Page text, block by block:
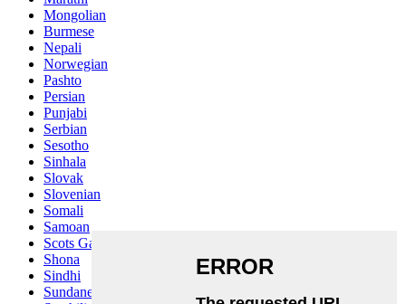
Mongolian
Burmese
Nepali
Norwegian
Pashto
Persian
Punjabi
Serbian
Sesotho
Sinhala
Slovak
Slovenian
Somali
Samoan
Scots Gaelic
Shona
Sindhi
Sundanese